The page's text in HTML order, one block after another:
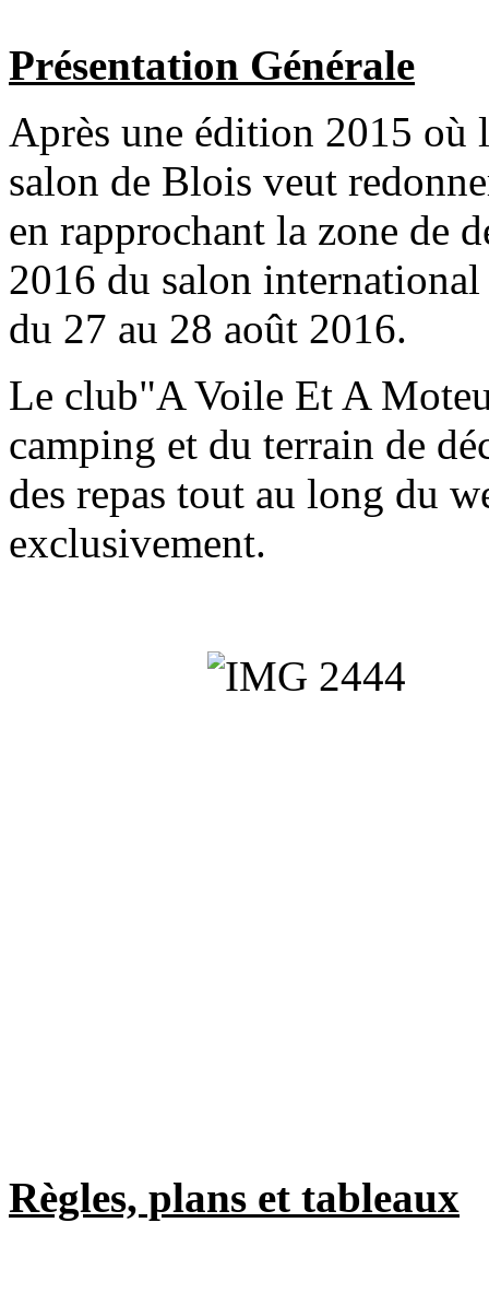
Présentation Générale
Après une édition 2015 où
salon de Blois veut
en rapprochant la zone de
2016 du salon
du 27 au 28 août 2016.
Le club"A Voile Et A
camping et du terrain de
des repas tout au long du
exclusivement.
Règles, plans et tableaux